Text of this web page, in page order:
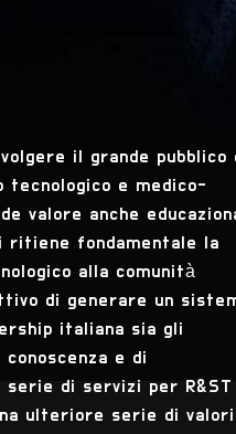
il grande pubblico
tecnologico e medico-
valore anche
ritiene fondamentale la
alla comunità
di generare un
italiana sia gli
e di
serie di servizi per R&ST
ulteriore serie di valori